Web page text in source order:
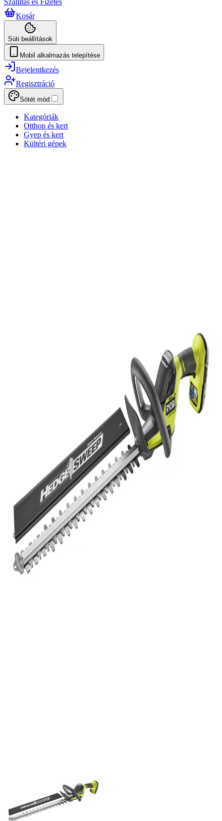
Szállítás és Fizetés
Kosár
Süti beállítások
Mobil alkalmazás telepítése
Bejelentkezés
Regisztráció
Sötét mód
Kategóriák
Otthon és kert
Gyep és kert
Kültéri gépek